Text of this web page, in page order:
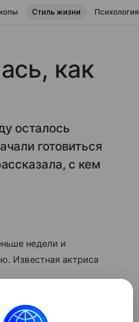
Стиль жизни Психология
как
осталось
готовиться
с кем
недели и
Известная актриса
традиции